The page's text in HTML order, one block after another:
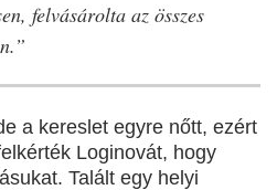
felvásárolta az összes
a kereslet egyre nőtt, ezért
Loginovát, hogy
Talált egy helyi